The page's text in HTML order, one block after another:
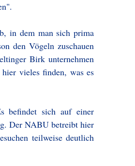
in dem man sich prima
den Vögeln zuschauen
Birk unternehmen
hier vieles finden, was es
befindet sich auf einer
Der NABU betreibt hier
teilweise deutlich